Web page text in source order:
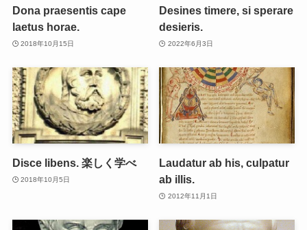
Dona praesentis cape
laetus horae.
2018年10月15日
Desines timere, si sperare
desieris.
2022年6月3日
Disce libens. 楽しく学べ
2018年10月5日
Laudatur ab his, culpatur
ab illis.
2012年11月1日